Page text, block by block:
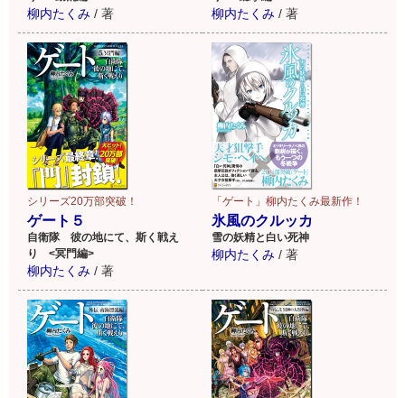
柳内たくみ / 著 柳内たくみ / 著
シリーズ20万部突破！
ゲート５
自衛隊 彼の地にて、斯く戦え
り <冥門編>
柳内たくみ / 著
「ゲート」柳内たくみ最新作！
氷風のクルッカ
雪の妖精と白い死神
柳内たくみ / 著